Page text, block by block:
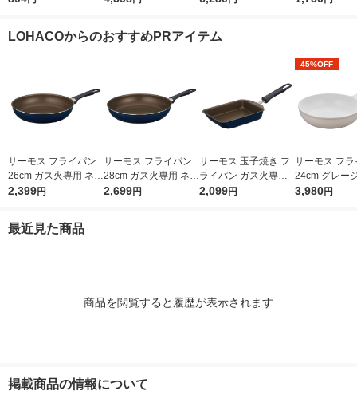
（イチオシ）
結型 日本製
LOHACOからのおすすめPRアイテム
サーモス フライパン
26cm ガス火専用 ネイ
ビー KFI-026 NVY 1個
2,399円
サーモス フライパン
28cm ガス火専用 ネイ
ビー KFI-028 NVY 1個
2,699円
サーモス 玉子焼き フ
ライパン ガス火専用
ネイビー KFI-013E N
2,099円
45%OFF
サーモス フラ
24cm グレー
ガス火対応
3,980円
最近見た商品
商品を閲覧すると履歴が表示されます
掲載商品の情報について